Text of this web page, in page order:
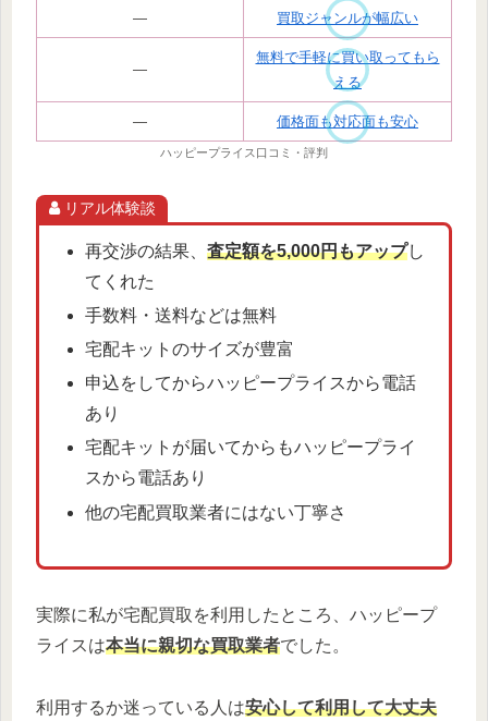
― 買取ジャンルが幅広い
―
無料で手軽に買い取ってもら
える
― 価格面も対応面も安心
ハッピープライス口コミ・評判
リアル体験談
再交渉の結果、 査定額を5,000円もアップし
てくれた
手数料・送料などは無料
宅配キットのサイズが豊富
申込をしてからハッピープライスから電話
あり
宅配キットが届いてからもハッピープライ
スから電話あり
他の宅配買取業者にはない丁寧さ
実際に私が宅配買取を利用したところ、ハッピープ
ライスは本当に親切な買取業者でした。
利用するか迷っている人は安心して利用して大丈夫